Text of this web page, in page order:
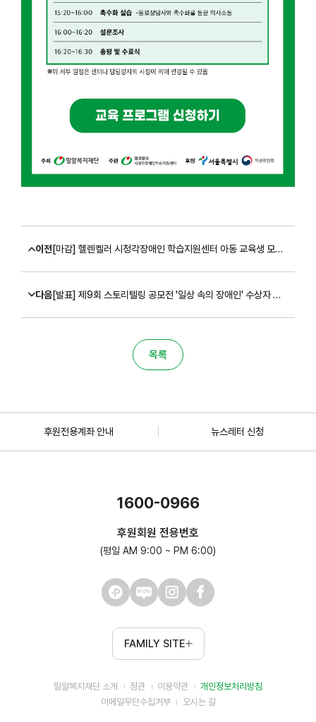
이전 [마감] 헬렌켈러 시청각장애인 학습지원센터 아동 교육생 모집 (~8/28)
다음 [발표] 제9회 스토리텔링 공모전 '일상 속의 장애인' 수상자 발표
목록
후원전용계좌 안내 뉴스레터 신청
1600-0966
후원회원 전용번호
(평일 AM 9:00 ~ PM 6:00)
FAMILY SITE
밀알복지재단 소개 정관 이용약관
개인정보처리방침
이메일무단수집거부
오시는 길